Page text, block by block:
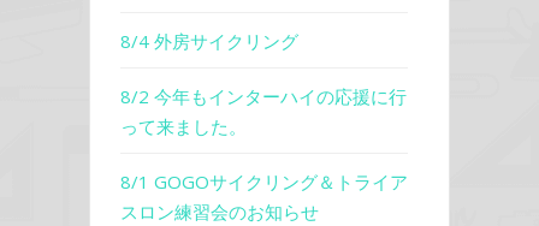
8/4 外房サイクリング
8/2 今年もインターハイの応援に行
って来ました。
8/1 GOGOサイクリング＆トライア
スロン練習会のお知らせ